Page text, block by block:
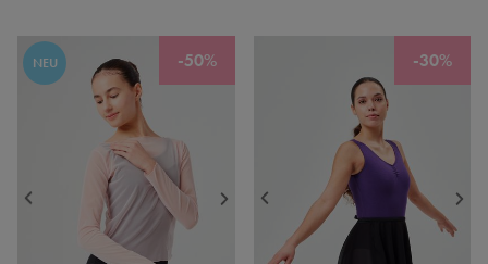
-50%
NEU -30%